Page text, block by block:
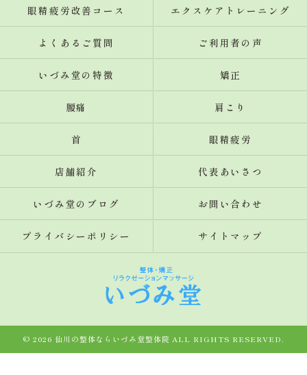
眼精疲労改善コース エクスケアトレーニング
よくあるご質問 ご利用者の声
いづみ堂の特徴 矯正
腰痛 肩こり
首 眼精疲労
店舗紹介 代表あいさつ
いづみ堂のブログ お問い合わせ
プライバシーポリシー サイトマップ
© 2026 仙川の整体ならいづみ堂整体院 ALL RIGHTS RESERVED.